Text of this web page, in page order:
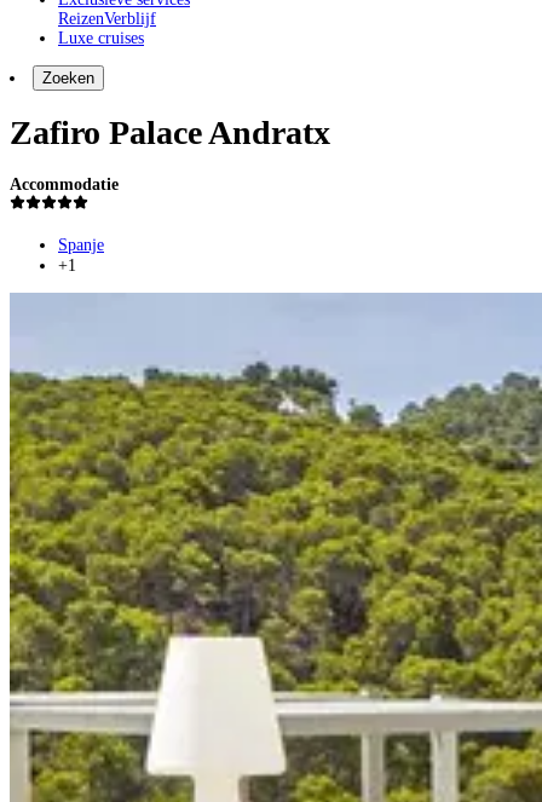
ReizenVerblijf
Luxe cruises
Zoeken
Zafiro Palace Andratx
Accommodatie
Spanje
+1